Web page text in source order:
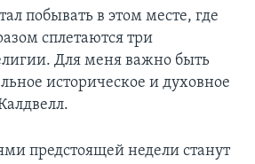
побывать в этом месте, где
сплетаются три
Для меня важно быть
историческое и духовное
предстоящей недели станут